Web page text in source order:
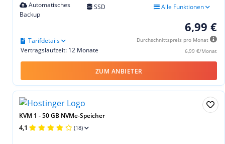
Automatisches
Backup
SSD Alle Funktionen
6,99 €
Durchschnittspreis pro Monat
6,99 €/Monat
Vertragslaufzeit: 12 Monate
Tarifdetails
ZUM ANBIETER
KVM 1 - 50 GB NVMe-Speicher
4,1 (18)